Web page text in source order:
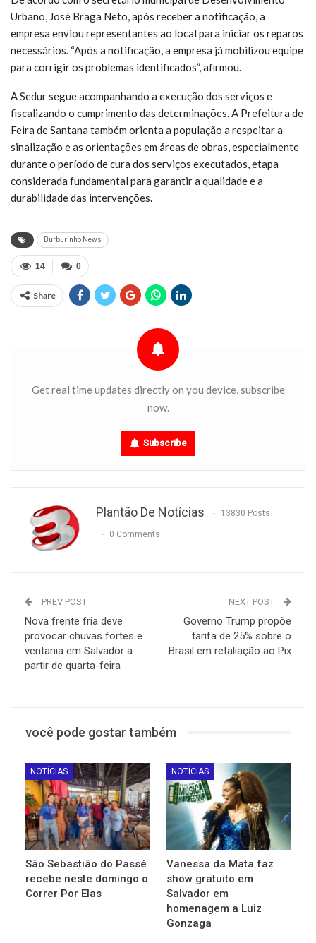
Urbano, José Braga Neto, após receber a notificação, a
empresa enviou representantes ao local para iniciar os reparos
necessários. “Após a notificação, a empresa já mobilizou equipe
para corrigir os problemas identificados”, afirmou.
A Sedur segue acompanhando a execução dos serviços e
fiscalizando o cumprimento das determinações. A Prefeitura de
Feira de Santana também orienta a população a respeitar a
sinalização e as orientações em áreas de obras, especialmente
durante o período de cura dos serviços executados, etapa
considerada fundamental para garantir a qualidade e a
durabilidade das intervenções.
Burburinho News
0
14
Share
Get real time updates directly on you device, subscribe
now.
Subscribe
Plantão De Notícias 13830 Posts
0 Comments
PREV POST
Nova frente fria deve
provocar chuvas fortes e
ventania em Salvador a
partir de quarta-feira
NEXT POST
Governo Trump propõe
tarifa de 25% sobre o
Brasil em retaliação ao Pix
você pode gostar também
NOTÍCIAS
São Sebastião do Passé
recebe neste domingo o
Correr Por Elas
NOTÍCIAS
Vanessa da Mata faz
show gratuito em
Salvador em
homenagem a Luiz
Gonzaga